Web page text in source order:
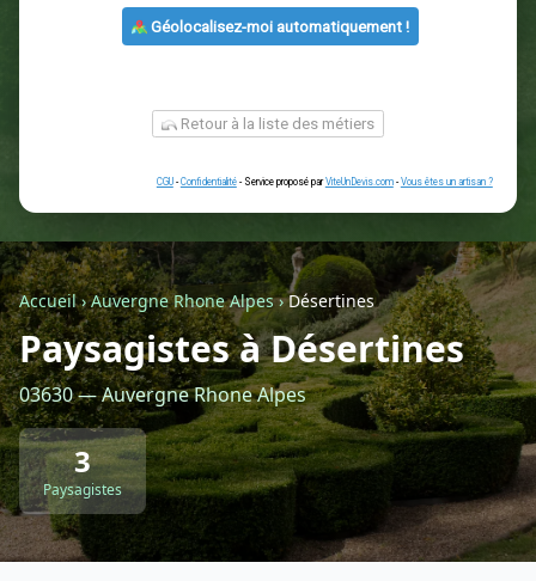
ou
Géolocalisez-moi automatiquement !
Retour à la liste des métiers
CGU-Confidentialité- Service proposé parViteUnDevis.com-Vous
Accueil›Auvergne Rhone Alpes›Désertines
Paysagistes à Désertines
03630 — Auvergne Rhone Alpes
3
Paysagistes